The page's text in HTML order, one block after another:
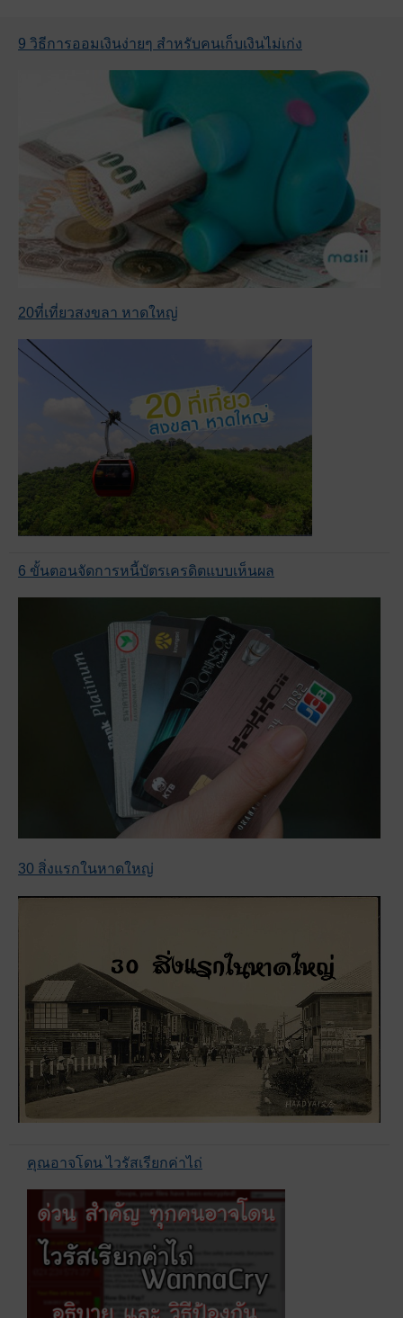
9 วิธีการออมเงินง่ายๆ สำหรับคนเก็บเงินไม่เก่ง
20ที่เที่ยวสงขลา หาดใหญ่
6 ขั้นตอนจัดการหนี้บัตรเครดิตแบบเห็นผล
30 สิ่งแรกในหาดใหญ่
คุณอาจโดน ไวรัสเรียกค่าไถ่